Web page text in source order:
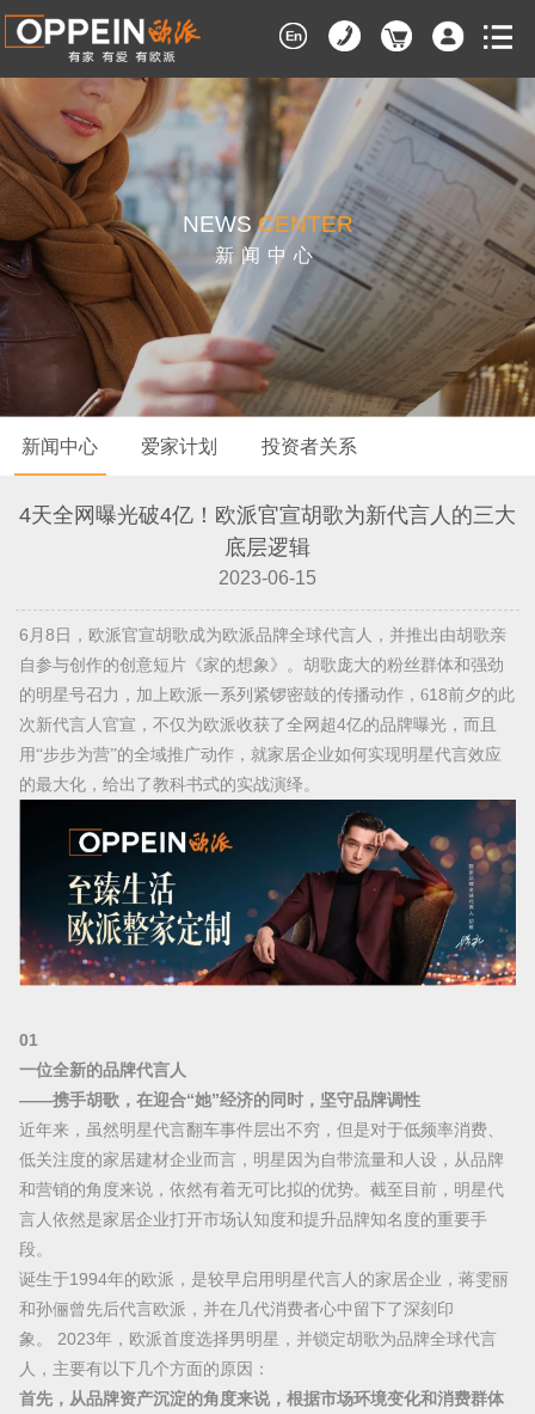
NEWSCENTER
新闻中心
新闻中心 爱家计划 投资者关系
4天全网曝光破4亿！欧派官宣胡歌为新代言人的三大
底层逻辑
2023-06-15
6月8日，欧派官宣胡歌成为欧派品牌全球代言人，并推出由胡歌亲
自参与创作的创意短片《家的想象》
。胡歌庞大的粉丝群体和强劲
的明星号召力，加上欧派一系列紧锣密鼓的传播动作， 618前夕的此
次新代言人官宣，不仅为欧派收获了全网超4亿的品牌曝光，而且
用“步步为营”的全域推广动作，就家居企业如何实现明星代言效应
的最大化，给出了教科书式的实战演绎。
01
一位全新的品牌代言人
——携手胡歌，在迎合“她”经济的同时，坚守品牌调性
近年来，虽然明星代言翻车事件层出不穷，但是对于低频率消费、
低关注度的家居建材企业而言，明星因为自带流量和人设，从品牌
和营销的角度来说，依然有着无可比拟的优势。截至目前，明星代
言人依然是家居企业打开市场认知度和提升品牌知名度的重要手
段。
诞生于1994年的欧派，是较早启用明星代言人的家居企业，蒋雯丽
和孙俪曾先后代言欧派，并在几代消费者心中留下了深刻印
象。 2023年，欧派首度选择男明星，并锁定胡歌为品牌全球代言
人，主要有以下几个方面的原因：
首先，从品牌资产沉淀的角度来说，根据市场环境变化和消费群体